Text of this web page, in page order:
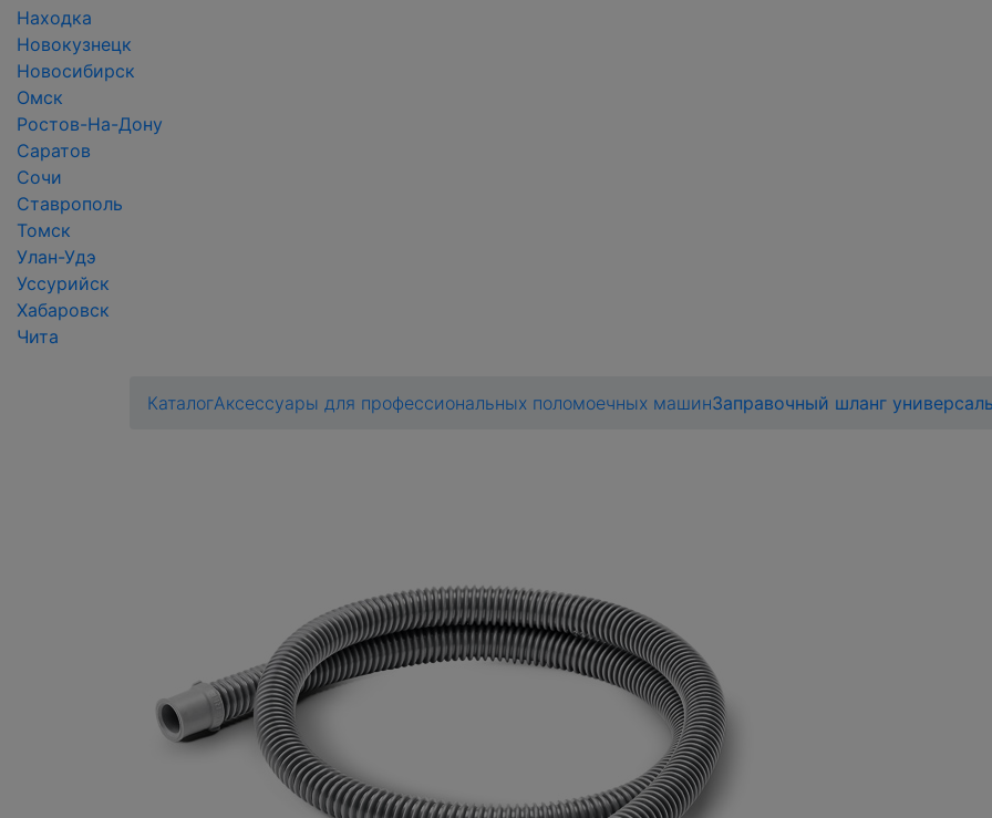
Находка
Новокузнецк
Новосибирск
Омск
Ростов-На-Дону
Саратов
Сочи
Ставрополь
Томск
Улан-Удэ
Уссурийск
Хабаровск
Чита
КаталогАксессуары для профессиональных поломоечных машинЗаправочный шланг